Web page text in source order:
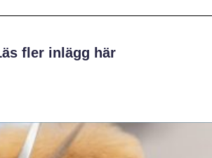
fler inlägg här